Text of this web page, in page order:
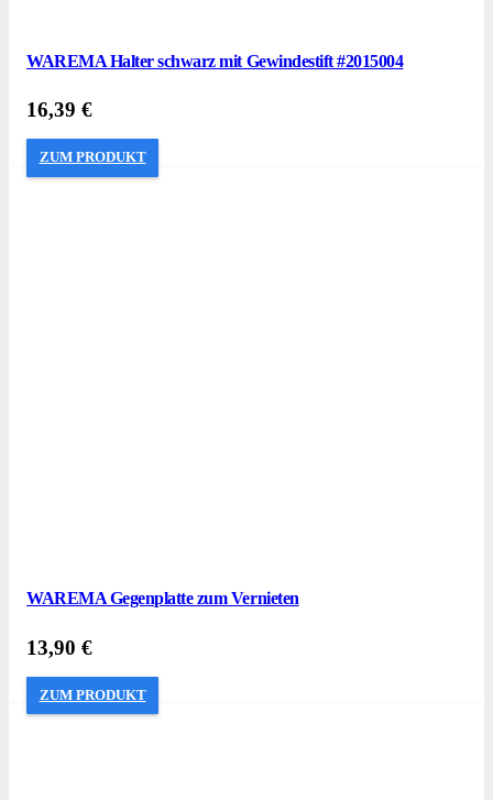
WAREMA Halter schwarz mit Gewindestift #2015004
16,39 €
ZUM PRODUKT
WAREMA Gegenplatte zum Vernieten
13,90 €
ZUM PRODUKT